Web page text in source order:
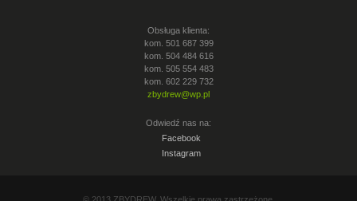
Obsługa klienta:
kom. 501 687 399
kom. 504 484 616
kom. 505 554 483
kom. 602 229 732
zbydrew@wp.pl
Odwiedź nas na:
Facebook
Instagram